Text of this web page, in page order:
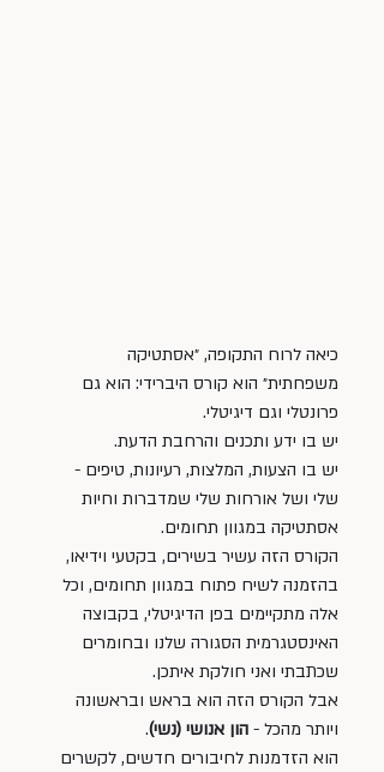
כיאה לרוח התקופה, ״אסתטיקה
משפחתית״ הוא קורס היברידי: הוא גם
פרונטלי וגם דיגיטלי.
יש בו ידע ותכנים והרחבת הדעת.
יש בו הצעות, המלצות, רעיונות, טיפים -
שלי ושל אורחות שלי שמדברות וחיות
אסתטיקה במגוון תחומים.
הקורס הזה עשיר בשירים, בקטעי וידיאו,
בהזמנה לשיח פתוח במגוון תחומים, וכל
אלה מתקיימים בפן הדיגיטלי, בקבוצה
האינסטגרמית הסגורה שלנו ובחומרים
שכתבתי ואני חולקת איתכן.
אבל הקורס הזה הוא בראש ובראשונה
ויותר מהכל - הון אנושי (נשי).
הוא הזדמנות לחיבורים חדשים, לקשרים